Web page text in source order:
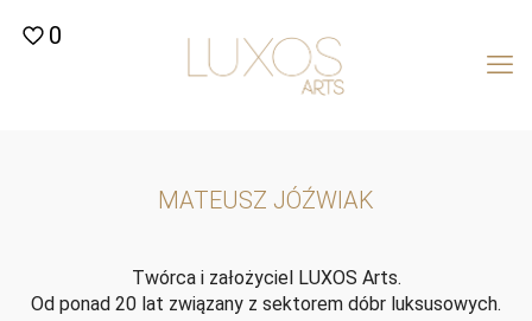
0
MATEUSZ JÓŹWIAK
Twórca i założyciel LUXOS Arts.
Od ponad 20 lat związany z sektorem dóbr luksusowych.